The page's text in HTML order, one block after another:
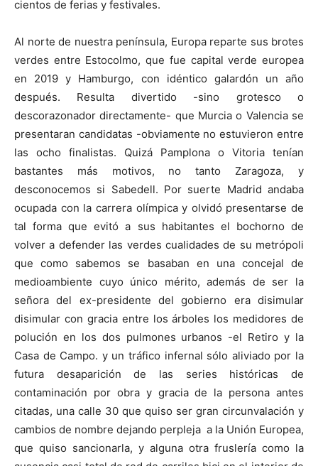
cientos de ferias y festivales.
Al norte de nuestra península, Europa reparte sus brotes
verdes entre Estocolmo, que fue capital verde europea
en 2019 y Hamburgo, con idéntico galardón un año
después. Resulta divertido -sino grotesco o
descorazonador directamente- que Murcia o Valencia se
presentaran candidatas -obviamente no estuvieron entre
las ocho finalistas. Quizá Pamplona o Vitoria tenían
bastantes más motivos, no tanto Zaragoza, y
desconocemos si Sabedell. Por suerte Madrid andaba
ocupada con la carrera olímpica y olvidó presentarse de
tal forma que evitó a sus habitantes el bochorno de
volver a defender las verdes cualidades de su metrópoli
que como sabemos se basaban en una concejal de
medioambiente cuyo único mérito, además de ser la
señora del ex-presidente del gobierno era disimular
disimular con gracia entre los árboles los medidores de
polución en los dos pulmones urbanos -el Retiro y la
Casa de Campo. y un tráfico infernal sólo aliviado por la
futura desaparición de las series históricas de
contaminación por obra y gracia de la persona antes
citadas, una calle 30 que quiso ser gran circunvalación y
cambios de nombre dejando perpleja a la Unión Europea,
que quiso sancionarla, y alguna otra fruslería como la